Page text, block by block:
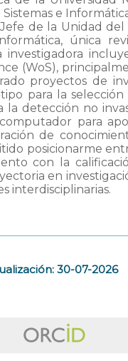
e
Jefe de la Unidad
única
(WoS),
proyectos de
para la
la detección no
para
de
posicionarme
con la
en
interdisciplinarias.
30-07-2026